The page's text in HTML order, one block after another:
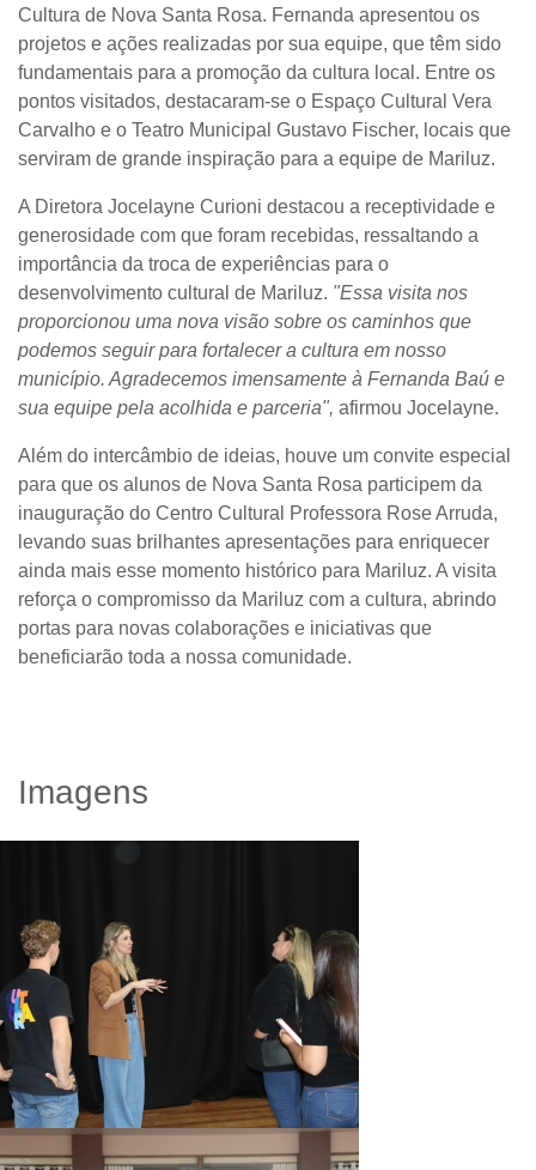
Cultura de Nova Santa Rosa. Fernanda apresentou os
projetos e ações realizadas por sua equipe, que têm sido
fundamentais para a promoção da cultura local. Entre os
pontos visitados, destacaram-se o Espaço Cultural Vera
Carvalho e o Teatro Municipal Gustavo Fischer, locais que
serviram de grande inspiração para a equipe de Mariluz.
A Diretora Jocelayne Curioni destacou a receptividade e
generosidade com que foram recebidas, ressaltando a
importância da troca de experiências para o
desenvolvimento cultural de Mariluz. "Essa visita nos
proporcionou uma nova visão sobre os caminhos que
podemos seguir para fortalecer a cultura em nosso
município. Agradecemos imensamente à Fernanda Baú e
sua equipe pela acolhida e parceria", afirmou Jocelayne.
Além do intercâmbio de ideias, houve um convite especial
para que os alunos de Nova Santa Rosa participem da
inauguração do Centro Cultural Professora Rose Arruda,
levando suas brilhantes apresentações para enriquecer
ainda mais esse momento histórico para Mariluz. A visita
reforça o compromisso da Mariluz com a cultura, abrindo
portas para novas colaborações e iniciativas que
beneficiarão toda a nossa comunidade.
Imagens